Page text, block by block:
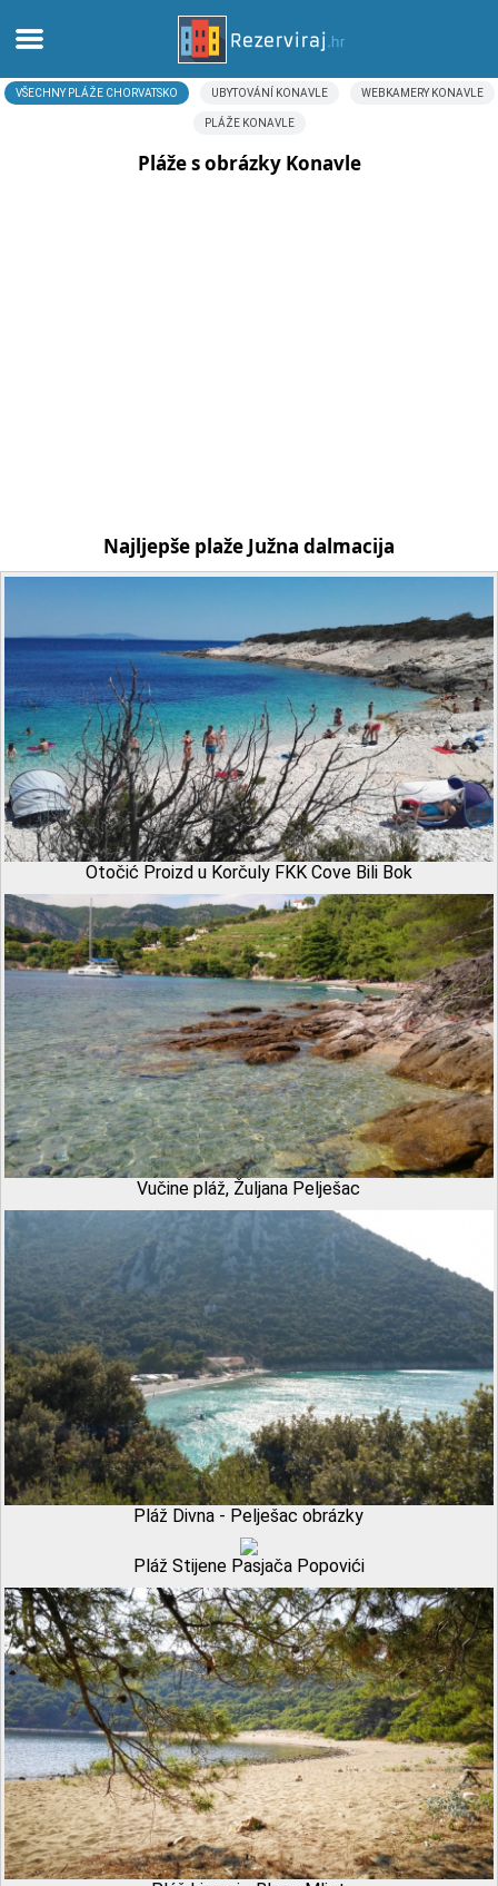
Domů
VŠECHNY PLÁŽE CHORVATSKO UBYTOVÁNÍ KONAVLE WEBKAMERY KONAVLE
PLÁŽE KONAVLE
Pláže s obrázky Konavle
Najljepše plaže Južna dalmacija
Otočić Proizd u Korčuly FKK Cove Bili Bok
Vučine pláž, Žuljana Pelješac
Pláž Divna - Pelješac obrázky
Pláž Stijene Pasjača Popovići